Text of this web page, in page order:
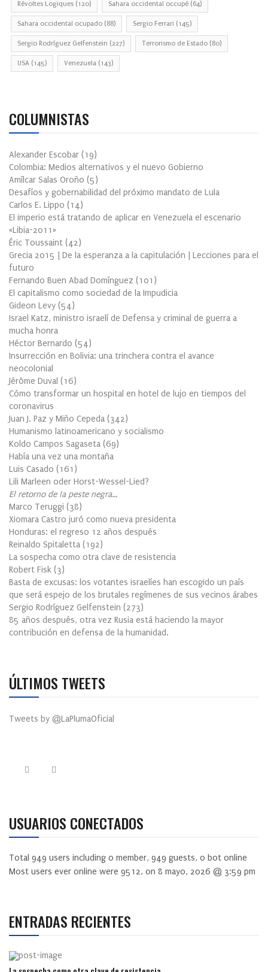
Révoltes Logiques (120) Sahara occidental occupé (64)
Sahara occidental ocupado (88) Sergio Ferrari (145)
Sergio Rodríguez Gelfenstein (227) Terrorismo de Estado (80)
USA (145) Venezuela (143)
COLUMNISTAS
Alexander Escobar (19)
Colombia: Medios alternativos y el nuevo Gobierno
Amílcar Salas Oroño (5)
Desafíos y gobernabilidad del próximo mandato de Lula
Carlos E. Lippo (14)
El imperio está tratando de aplicar en Venezuela el escenario
«Libia-2011»
Éric Toussaint (42)
Grecia 2015 | De la esperanza a la capitulación | Lecciones para el
futuro
Fernando Buen Abad Domínguez (101 )
El capitalismo como sociedad de la Impudicia
Gideon Levy (54)
Israel Katz, ministro israelí de Defensa y criminal de guerra a
mucha honra
Héctor Bernardo (54)
Insurrección en Bolivia: una trinchera contra el avance
neocolonial
Jérôme Duval (16)
Cómo transformar un hospital en hotel de lujo en tiempos del
coronavirus
Juan J. Paz y Miño Cepeda (342)
Humanismo latinoamericano y socialismo
Koldo Campos Sagaseta (69)
Había una vez una montaña
Luis Casado (161 )
Lili Marleen oder Horst-Wessel-Lied?
El retorno de la peste negra…
Marco Teruggi (38)
Xiomara Castro juró como nueva presidenta
Honduras: el regreso 12 años después
Reinaldo Spitaletta (192)
La sospecha como otra clave de resistencia
Robert Fisk (3)
Basta de excusas: los votantes israelíes han escogido un país
que será espejo de los brutales regímenes de sus vecinos árabes
Sergio Rodríguez Gelfenstein (273)
85 años después, otra vez Rusia está haciendo la mayor
contribución en defensa de la humanidad.
ÚLTIMOS TWEETS
Tweets by @LaPlumaOficial
USUARIOS CONECTADOS
Total 949 users including 0 member, 949 guests, 0 bot online
Most users ever online were 9512, on 8 mayo, 2026 @ 3:59 pm
ENTRADAS RECIENTES